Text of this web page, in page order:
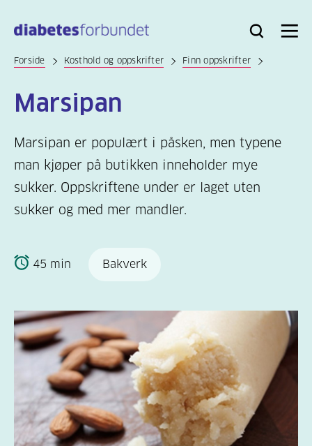
hovedinnhold
Bli
Logg
Søk Meny
Forside Kosthold og oppskrifter Finn oppskrifter
Marsipan
Marsipan er populært i påsken, men typene
man kjøper på butikken inneholder mye
sukker. Oppskriftene under er laget uten
sukker og med mer mandler.
45 min Bakverk